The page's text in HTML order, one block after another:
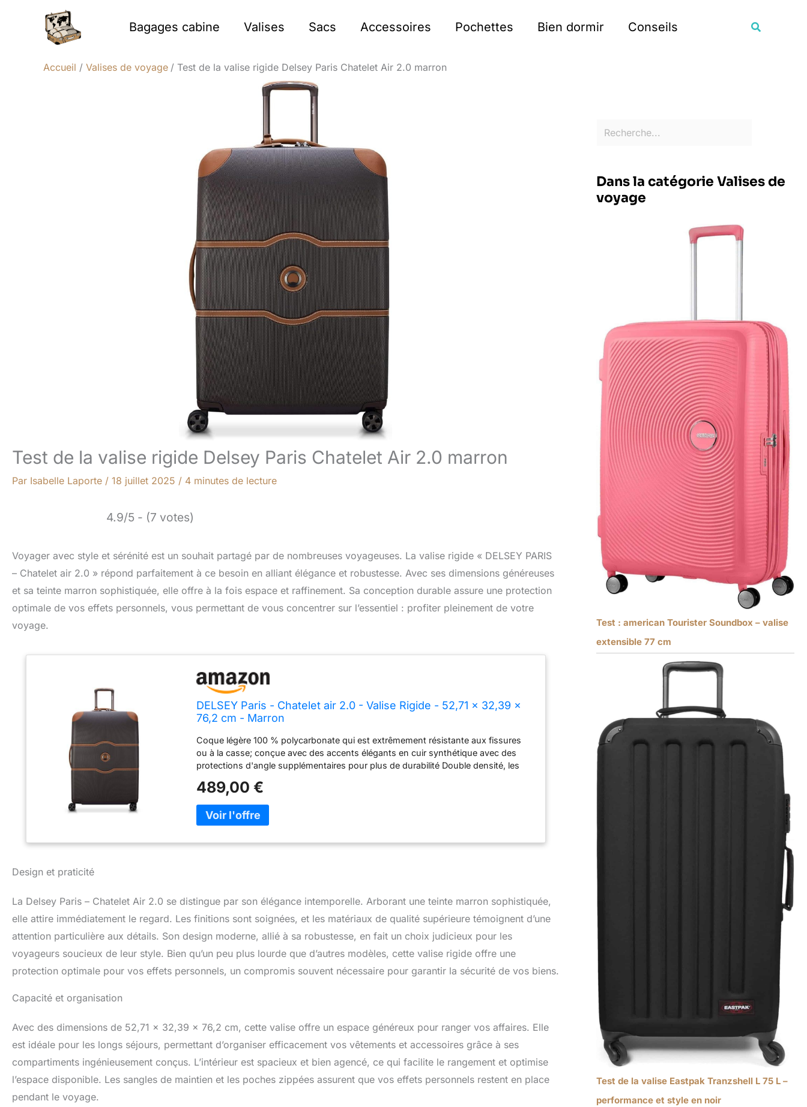
Bagages cabine Valises Sacs Accessoires Pochettes Bien dormir Conseils
Accueil Valises de voyage Test de la valise rigide Delsey Paris Chatelet Air 2.0 marron
Test de la valise rigide Delsey Paris Chatelet Air 2.0 marron
Par Isabelle Laporte / 18 juillet 2025 / 4 minutes de lecture
4.9/5 - (7 votes)
Voyager avec style et sérénité est un souhait partagé par de nombreuses voyageuses. La valise rigide « DELSEY PARIS
– Chatelet air 2.0 » répond parfaitement à ce besoin en alliant élégance et robustesse. Avec ses dimensions généreuses
et sa teinte marron sophistiquée, elle offre à la fois espace et raffinement. Sa conception durable assure une protection
optimale de vos effets personnels, vous permettant de vous concentrer sur l’essentiel : profiter pleinement de votre
voyage.
DELSEY Paris - Chatelet air 2.0 - Valise Rigide - 52,71 x 32,39 x
76,2 cm - Marron
Coque légère 100 % polycarbonate qui est extrêmement résistante aux fissures
ou à la casse; conçue avec des accents élégants en cuir synthétique avec des
protections d'angle supplémentaires pour plus de durabilité Double densité, les
multidirectionnel sans poids sur votre main pour un voyage facile Serrure à
combinaison 3 chiffres approuvée par la TSA pour plus de sécurité ; dispose d'une
fermeture éclair SECURITECH brevetée, un système de fermeture qui est 3 fois
plus résistant aux intrusions qu'une fermeture éclair conventionnelle La doublure
est revêtue de la technologie SILVADUR pour fournir un contrôle efficace des
roues incluses)
489,00 €
Design et praticité
La Delsey Paris – Chatelet Air 2.0 se distingue par son élégance intemporelle. Arborant une teinte marron sophistiquée,
elle attire immédiatement le regard. Les finitions sont soignées, et les matériaux de qualité supérieure témoignent d’une
attention particulière aux détails. Son design moderne, allié à sa robustesse, en fait un choix judicieux pour les
voyageurs soucieux de leur style. Bien qu’un peu plus lourde que d’autres modèles, cette valise rigide offre une
protection optimale pour vos effets personnels, un compromis souvent nécessaire pour garantir la sécurité de vos biens.
Capacité et organisation
Avec des dimensions de 52,71 x 32,39 x 76,2 cm, cette valise offre un espace généreux pour ranger vos affaires. Elle
est idéale pour les longs séjours, permettant d’organiser efficacement vos vêtements et accessoires grâce à ses
compartiments ingénieusement conçus. L’intérieur est spacieux et bien agencé, ce qui facilite le rangement et optimise
l’espace disponible. Les sangles de maintien et les poches zippées assurent que vos effets personnels restent en place
pendant le voyage.
Dans la catégorie Valises de
voyage
Test : american Tourister Soundbox – valise
extensible 77 cm
Test de la valise Eastpak Tranzshell L 75 L –
performance et style en noir